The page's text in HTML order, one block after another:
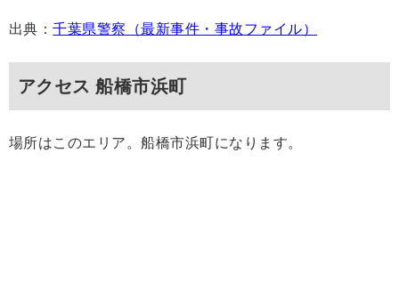
出典：千葉県警察（最新事件・事故ファイル）
アクセス 船橋市浜町
場所はこのエリア。船橋市浜町になります。